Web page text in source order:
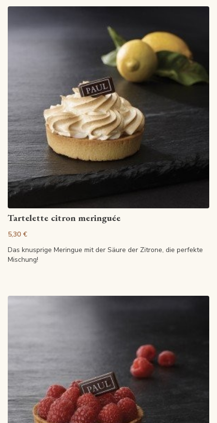
Artikel anzeigen
Tartelette citron meringuée
5,30 €
Das knusprige Meringue mit der Säure der Zitrone, die perfekte
Mischung!